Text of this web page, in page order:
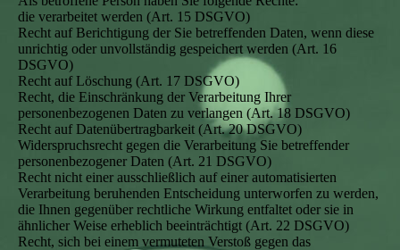
die verarbeitet werden (Art. 15 DSGVO)
Recht auf Berichtigung der Sie betreffenden Daten, wenn diese
unrichtig oder unvollständig gespeichert werden (Art. 16
DSGVO)
Recht auf Löschung (Art. 17 DSGVO)
Recht, die Einschränkung der Verarbeitung Ihrer
personenbezogenen Daten zu verlangen (Art. 18 DSGVO)
Recht auf Datenübertragbarkeit (Art. 20 DSGVO)
Widerspruchsrecht gegen die Verarbeitung Sie betreffender
personenbezogener Daten (Art. 21 DSGVO)
Recht nicht einer ausschließlich auf einer automatisierten
Verarbeitung beruhenden Entscheidung unterworfen zu werden,
die Ihnen gegenüber rechtliche Wirkung entfaltet oder sie in
ähnlicher Weise erheblich beeinträchtigt (Art. 22 DSGVO)
Recht, sich bei einem vermuteten Verstoß gegen das